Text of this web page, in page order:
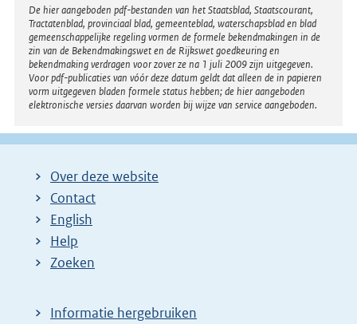
Disclaimer
De hier aangeboden pdf-bestanden van het Staatsblad, Staatscourant,
Tractatenblad, provinciaal blad, gemeenteblad, waterschapsblad en blad
gemeenschappelijke regeling vormen de formele bekendmakingen in de
zin van de Bekendmakingswet en de Rijkswet goedkeuring en
bekendmaking verdragen voor zover ze na 1 juli 2009 zijn uitgegeven.
Voor pdf-publicaties van vóór deze datum geldt dat alleen de in papieren
vorm uitgegeven bladen formele status hebben; de hier aangeboden
elektronische versies daarvan worden bij wijze van service aangeboden.
Over deze website
Contact
English
Help
Zoeken
Informatie hergebruiken